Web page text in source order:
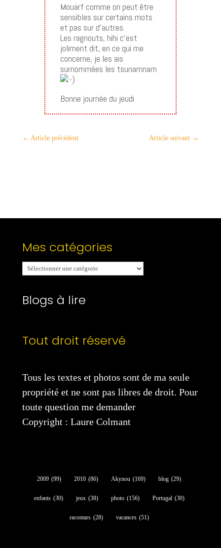
Mouarf comme on peut être
sensibles sur certains mots
et pas sur d’autres.
Les ragnouts, hihi c’est
joliment dit, en ce qui me
concerne, je les ais
surnommées les tsunamnam
Bonne journée du jeudi
← Article précédent Article suivant →
Mes catégories
Mes
catégories
Blogs à lire
Tout droit réservé
Tous les textes et photos sont de ma seule
propriété et ne sont pas libres de droit. Pour
toute question me demander
Copyright : Laure Colmant
2009 (99) 2010 (86) Akynou (169) blog (29)
enfants (30) jeux (38) photo (156) Portugal (30)
racontars (28) vacances (51)